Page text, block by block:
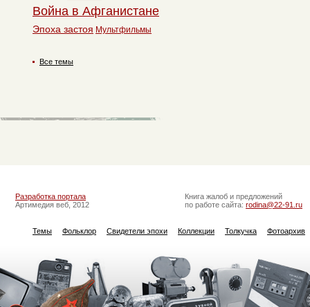
Война в Афганистане
Эпоха застоя Мультфильмы
Все темы
Разработка портала
Артимедия веб, 2012
Книга жалоб и предложений
по работе сайта: rodina@22-91.ru
Темы Фольклор Свидетели эпохи Коллекции Толкучка Фотоархив